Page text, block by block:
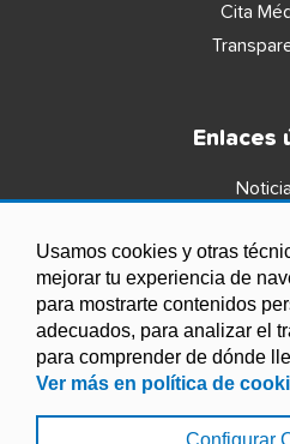
Usamos cookies y otras
mejorar tu experiencia de
para mostrarte contenidos
adecuados, para analizar el
para comprender de dónde
Ver más en política de
Configurar
Cita
Enlaces
Entidades y